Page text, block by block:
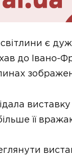
світлини є
до Івано-
її